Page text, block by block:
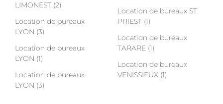
LIMONEST (2)
Location de bureaux
LYON (3)
Location de bureaux
LYON (1)
Location de bureaux
LYON (3)
Location de bureaux ST
PRIEST (1)
Location de bureaux
TARARE (1)
Location de bureaux
VENISSIEUX (1)